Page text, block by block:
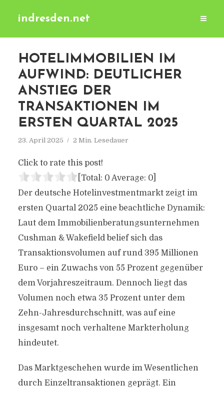
indresden.net
HOTELIMMOBILIEN IM
AUFWIND: DEUTLICHER
ANSTIEG DER
TRANSAKTIONEN IM
ERSTEN QUARTAL 2025
23. April 2025 2 Min. Lesedauer
Click to rate this post!
[Total: 0 Average: 0]
Der deutsche Hotelinvestmentmarkt zeigt im
ersten Quartal 2025 eine beachtliche Dynamik:
Laut dem Immobilienberatungsunternehmen
Cushman & Wakefield belief sich das
Transaktionsvolumen auf rund 395 Millionen
Euro – ein Zuwachs von 55 Prozent gegenüber
dem Vorjahreszeitraum. Dennoch liegt das
Volumen noch etwa 35 Prozent unter dem
Zehn-Jahresdurchschnitt, was auf eine
insgesamt noch verhaltene Markterholung
hindeutet.
Das Marktgeschehen wurde im Wesentlichen
durch Einzeltransaktionen geprägt. Ein